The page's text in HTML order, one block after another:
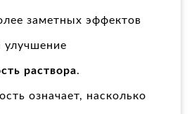
заметных эффектов
улучшение
раствора.
означает, насколько